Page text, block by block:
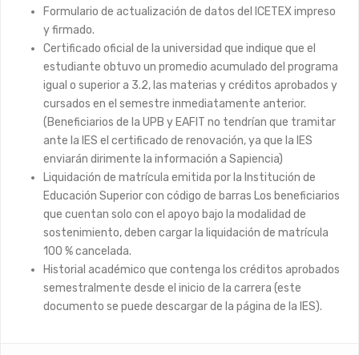
Formulario de actualización de datos del ICETEX impreso
y firmado.
Certificado oficial de la universidad que indique que el
estudiante obtuvo un promedio acumulado del programa
igual o superior a 3.2, las materias y créditos aprobados y
cursados en el semestre inmediatamente anterior.
(Beneficiarios de la UPB y EAFIT no tendrían que tramitar
ante la IES el certificado de renovación, ya que la IES
enviarán dirimente la información a Sapiencia)
Liquidación de matrícula emitida por la Institución de
Educación Superior con código de barras Los beneficiarios
que cuentan solo con el apoyo bajo la modalidad de
sostenimiento, deben cargar la liquidación de matrícula
100 % cancelada.
Historial académico que contenga los créditos aprobados
semestralmente desde el inicio de la carrera (este
documento se puede descargar de la página de la IES).